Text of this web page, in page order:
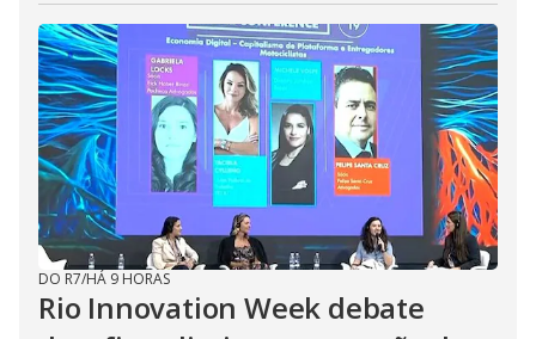
DO R7/HÁ 9 HORAS
Rio Innovation Week debate